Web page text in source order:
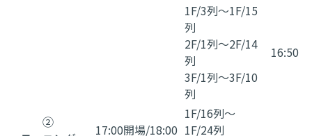
②
17:00開場/18:00
1F/3列～1F/15
列
2F/1列～2F/14
列
3F/1列～3F/10
列
16:50
1F/16列～
1F/24列